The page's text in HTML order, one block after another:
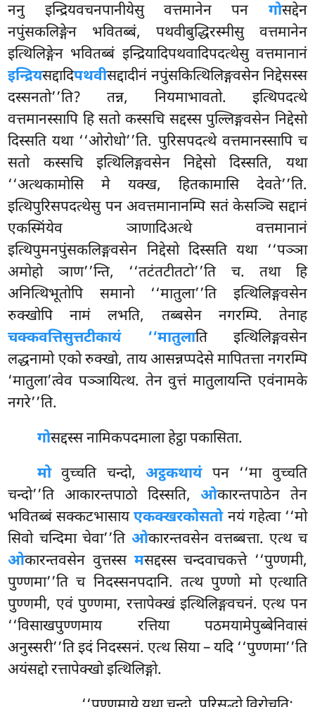
ननु इन्द्रियवचनपानीयेसु वत्तमानेन पन गोसद्देन
नपुंसकलिङ्गेन भवितब्बं, पथवीबुद्धिरस्मीसु वत्तमानेन
इत्थिलिङ्गेन भवितब्बं इन्द्रियादिपथवादिपदत्थेसु वत्तमानानं
इन्द्रियसद्दादिपथवीसद्दादीनं नपुंसकित्थिलिङ्गवसेन निद्देसस्स
दस्सनतो’’ति? तन्न, नियमाभावतो. इत्थिपदत्थे
वत्तमानस्सापि हि सतो कस्सचि सद्दस्स पुल्लिङ्गवसेन निद्देसो
दिस्सति यथा ‘‘ओरोधो’’ति. पुरिसपदत्थे वत्तमानस्सापि च
सतो कस्सचि इत्थिलिङ्गवसेन निद्देसो दिस्सति, यथा
‘‘अत्थकामोसि मे यक्ख, हितकामासि देवते’’ति.
इत्थिपुरिसपदत्थेसु पन अवत्तमानानम्पि सतं केसञ्चि सद्दानं
एकस्मिंयेव ञाणादिअत्थे वत्तमानानं
इत्थिपुमनपुंसकलिङ्गवसेन निद्देसो दिस्सति यथा ‘‘पञ्ञा
अमोहो ञाण’’न्ति, ‘‘तटंतटीतटो’’ति च. तथा हि
अनित्थिभूतोपि समानो ‘‘मातुला’’ति इत्थिलिङ्गवसेन
रुक्खोपिनामं लभति, तब्बसेन नगरम्पि. तेनाह
चक्कवत्तिसुत्तटीकायं ‘‘मातुलाति इत्थिलिङ्गवसेन
लद्धनामो एको रुक्खो, ताय आसन्नप्पदेसे मापितत्ता नगरम्पि
‘मातुला’त्वेव पञ्ञायित्थ. तेन वुत्तं मातुलायन्ति एवंनामके
नगरे’’ति.
गोसद्दस्स नामिकपदमाला हेट्ठा पकासिता.
मोवुच्चति चन्दो,अट्ठकथायंपन ‘‘मा वुच्चति
चन्दो’’ति आकारन्तपाठो दिस्सति,ओकारन्तपाठेन तेन
भवितब्बं सक्कटभासायएकक्खरकोसतोनयं गहेत्वा ‘‘मो
सिवो चन्दिमा चेवा’’ति ओकारन्तवसेन वत्तब्बत्ता. एत्थ च
ओकारन्तवसेन वुत्तस्स मसद्दस्स चन्दवाचकत्ते ‘‘पुण्णमी,
पुण्णमा’’ति च निदस्सनपदानि. तत्थ पुण्णो मो एत्थाति
पुण्णमी, एवं पुण्णमा, रत्तापेक्खं इत्थिलिङ्गवचनं. एत्थ पन
‘‘विसाखपुण्णमाय रत्तिया पठमयामेपुब्बेनिवासं
अनुस्सरी’’ति इदं निदस्सनं. एत्थ सिया – यदि ‘‘पुण्णमा’’ति
अयंसद्दो रत्तापेक्खो इत्थिलिङ्गो.